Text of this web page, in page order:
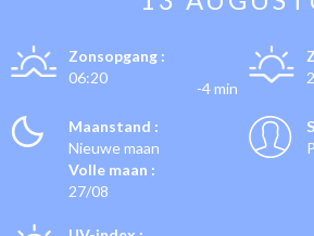
Zonsopgang :
06:20
-4 min
Maanstand :
Nieuwe maan
Volle maan :
27/08